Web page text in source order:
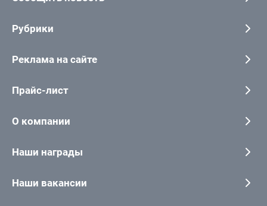
Рубрики
Реклама на сайте
Прайс-лист
О компании
Наши награды
Наши вакансии